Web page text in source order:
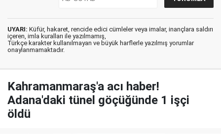
UYARI: Küfür, hakaret, rencide edici cümleler veya imalar, inançlara saldırı
içeren, imla kuralları ile yazılmamış,
Türkçe karakter kullanılmayan ve büyük harflerle yazılmış yorumlar
onaylanmamaktadır.
Kahramanmaraş'a acı haber!
Adana'daki tünel göçüğünde 1 işçi
öldü